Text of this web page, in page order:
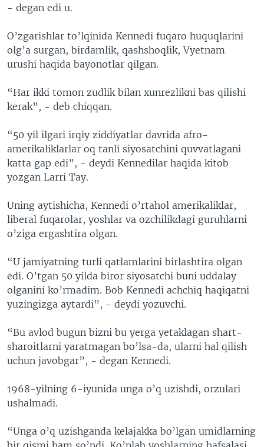
- degan edi u.
O’zgarishlar to’lqinida Kennedi fuqaro huquqlarini
olg’a surgan, birdamlik, qashshoqlik, Vyetnam
urushi haqida bayonotlar qilgan.
“Har ikki tomon zudlik bilan xunrezlikni bas qilishi
kerak”, - deb chiqqan.
“50 yil ilgari irqiy ziddiyatlar davrida afro-
amerikaliklarlar oq tanli siyosatchini quvvatlagani
katta gap edi”, - deydi Kennedilar haqida kitob
yozgan Larri Tay.
Uning aytishicha, Kennedi o’rtahol amerikaliklar,
liberal fuqarolar, yoshlar va ozchilikdagi guruhlarni
o’ziga ergashtira olgan.
“U jamiyatning turli qatlamlarini birlashtira olgan
edi. O’tgan 50 yilda biror siyosatchi buni uddalay
olganini ko’rmadim. Bob Kennedi achchiq haqiqatni
yuzingizga aytardi”, - deydi yozuvchi.
“Bu avlod bugun bizni bu yerga yetaklagan shart-
sharoitlarni yaratmagan bo’lsa-da, ularni hal qilish
uchun javobgar”, - degan Kennedi.
1968-yilning 6-iyunida unga o’q uzishdi, orzulari
ushalmadi.
“Unga o’q uzishganda kelajakka bo’lgan umidlarning